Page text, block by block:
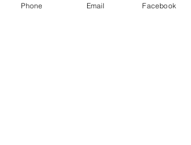
Phone Email Facebook